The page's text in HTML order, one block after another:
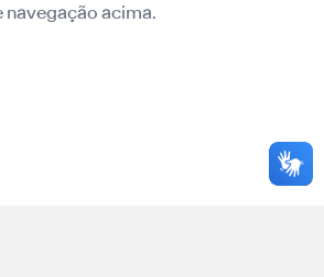
navegação acima.